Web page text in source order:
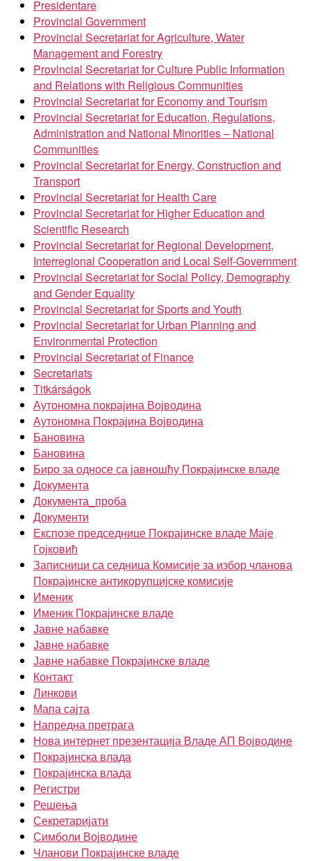
Presidentare
Provincial Government
Provincial Secretariat for Agriculture, Water
Management and Forestry
Provincial Secretariat for Culture Public Information
and Relations with Religious Communities
Provincial Secretariat for Economy and Tourism
Provincial Secretariat for Education, Regulations,
Administration and National Minorities – National
Communities
Provincial Secretariat for Energy, Construction and
Transport
Provincial Secretariat for Health Care
Provincial Secretariat for Higher Education and
Scientific Research
Provincial Secretariat for Regional Development,
Interregional Cooperation and Local Self-Government
Provincial Secretariat for Social Policy, Demography
and Gender Equality
Provincial Secretariat for Sports and Youth
Provincial Secretariat for Urban Planning and
Environmental Protection
Provincial Secretariat of Finance
Secretariats
Titkárságok
Аутономна покрајина Војводина
Аутономна Покрајина Војводина
Бановина
Бановина
Биро за односе са јавношћу Покрајинске владе
Документа
Документа_проба
Документи
Експозе председнице Покрајинске владе Маје
Гојковић
Записници са седница Комисије за избор чланова
Покрајинске антикорупцијске комисије
Именик
Именик Покрајинске владе
Јавне набавке
Јавне набавке
Јавне набавке Покрајинске владе
Контакт
Линкови
Мапа сајта
Напредна претрага
Нова интернет презентација Владе АП Војводине
Покрајинска влада
Покрајинска влада
Регистри
Решења
Секретаријати
Симболи Војводине
Чланови Покрајинске владе